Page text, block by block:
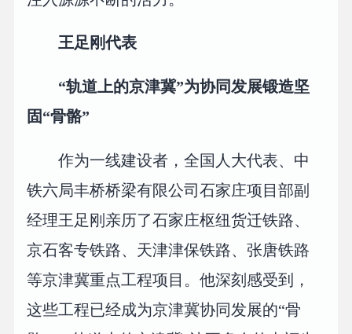
王足刚代表
“轨道上的京津冀”为协同发展锻造坚
固“骨骼”
作为一线建设者，全国人大代表、中
铁六局丰桥桥梁有限公司石家庄项目部副
经理王足刚亲历了石家庄枢纽货迁铁路、
京石客专铁路、天津津保铁路、张唐铁路
等京津冀重点工程项目。他深刻感受到，
这些工程已经成为京津冀协同发展的“骨